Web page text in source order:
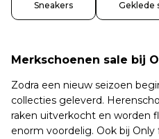
Sneakers Geklede
Merkschoenen sale bij
Zodra een nieuw seizoen
collecties geleverd.
raken uitverkocht en worden
enorm voordelig. Ook bij